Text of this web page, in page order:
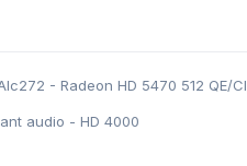
- Radeon HD 5470 512 QE/CI
audio - HD 4000